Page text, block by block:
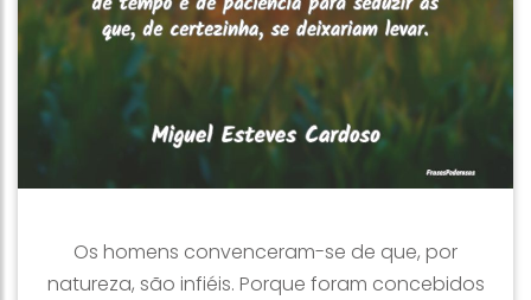
Os homens convenceram-se de que, por
natureza, são infiéis. Porque foram concebidos